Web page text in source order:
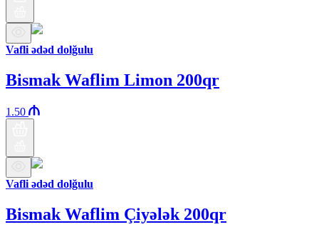
Vafli ədəd dolğulu
Bismak Waflim Limon 200qr
1.50
Vafli ədəd dolğulu
Bismak Waflim Çiyələk 200qr